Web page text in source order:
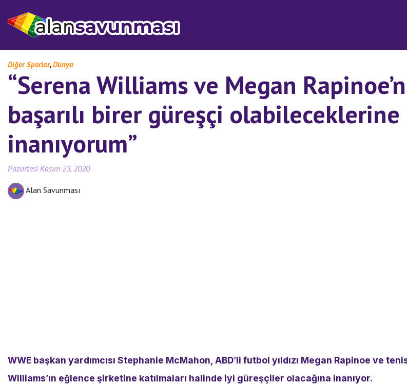
Diğer Sporlar,Dünya
“Serena Williams ve Megan
başarılı birer güreşçi olabileceklerine
inanıyorum”
Pazartesi Kasım 23, 2020
Alan Savunması
WWE başkan yardımcısı Stephanie McMahon, ABD’li futbol yıldızı Megan Rapinoe ve
Williams’ın eğlence şirketine katılmaları halinde iyi güreşçiler olacağına inanıyor.